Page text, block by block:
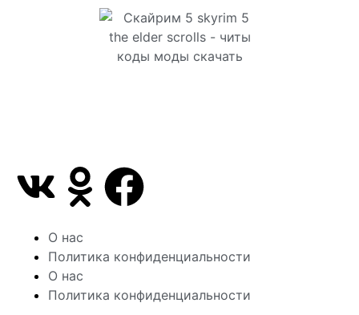
О нас
Политика конфиденциальности
О нас
Политика конфиденциальности